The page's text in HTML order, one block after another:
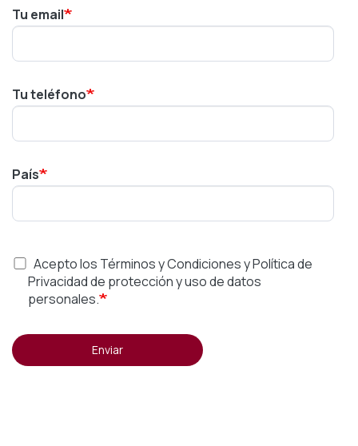
Tu email
Tu teléfono
País
Acepto los Términos y Condiciones y Política de
Privacidad de protección y uso de datos
personales.
Enviar